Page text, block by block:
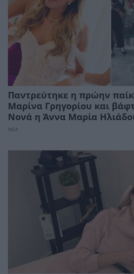
Παντρεύτηκε η πρώην
Μαρίνα Γρηγορίου και
Νονά η Άννα Μαρία
ΝΕΑ